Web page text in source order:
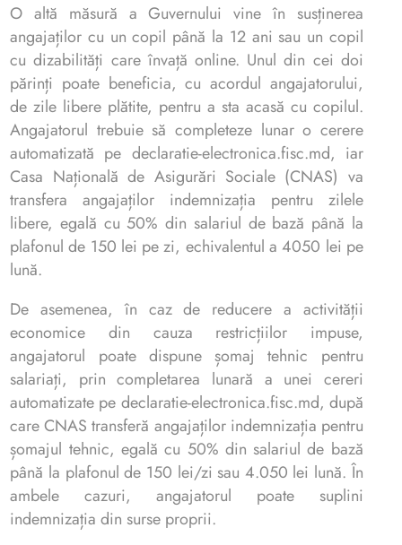
O altă măsură a Guvernului vine în susținerea
angajaților cu un copil până la 12 ani sau un copil
cu dizabilități care învață online. Unul din cei doi
părinți poate beneficia, cu acordul angajatorului,
de zile libere plătite, pentru a sta acasă cu copilul.
Angajatorul trebuie să completeze lunar o cerere
automatizată pe declaratie-electronica.fisc.md, iar
Casa Națională de Asigurări Sociale (CNAS) va
transfera angajaților indemnizația pentru zilele
libere, egală cu 50% din salariul de bază până la
plafonul de 150 lei pe zi, echivalentul a 4050 lei pe
lună.
De asemenea, în caz de reducere a activității
economice din cauza restricțiilor impuse,
angajatorul poate dispune șomaj tehnic pentru
salariați, prin completarea lunară a unei cereri
automatizate pe declaratie-electronica.fisc.md, după
care CNAS transferă angajaților indemnizația pentru
șomajul tehnic, egală cu 50% din salariul de bază
până la plafonul de 150 lei/zi sau 4.050 lei lună. În
ambele cazuri, angajatorul poate suplini
indemnizația din surse proprii.